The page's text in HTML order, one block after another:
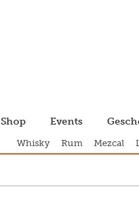
Shop Events
Whisky Rum Mezcal